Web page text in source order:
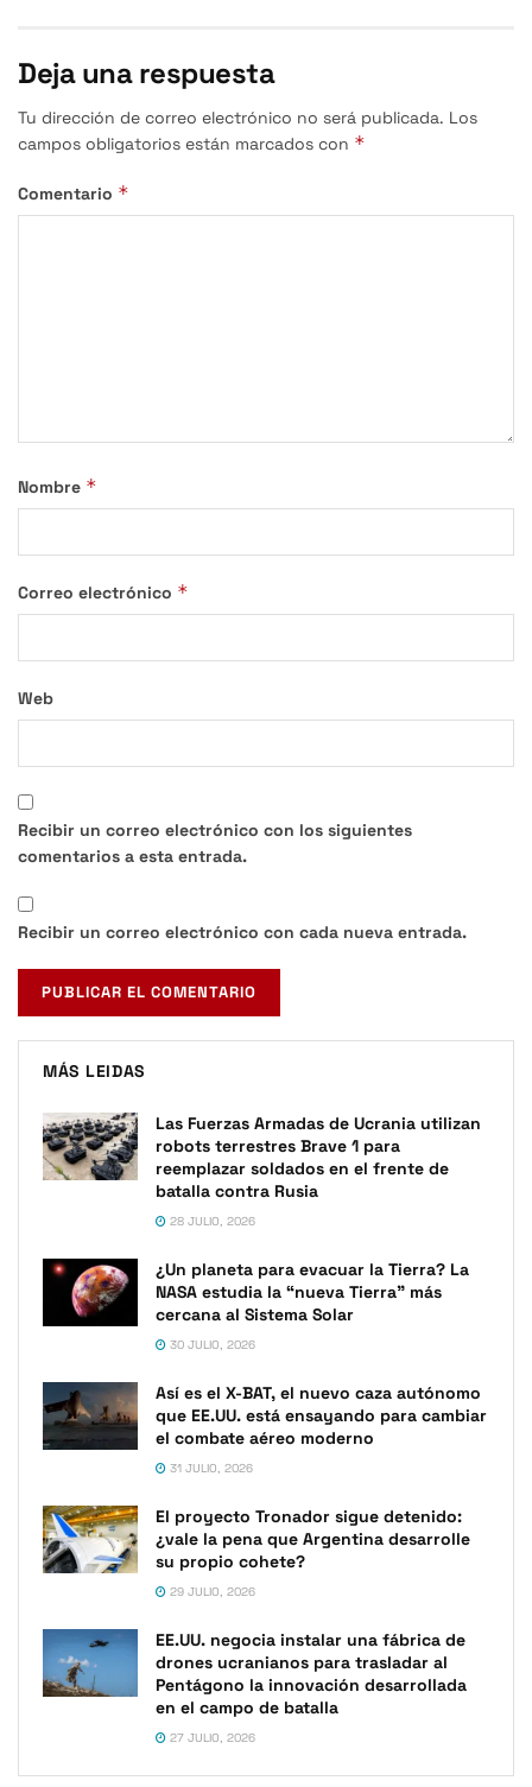
Deja una respuesta
Tu dirección de correo electrónico no será publicada. Los
campos obligatorios están marcados con *
Comentario *
Nombre *
Correo electrónico *
Web
Recibir un correo electrónico con los siguientes
comentarios a esta entrada.
Recibir un correo electrónico con cada nueva entrada.
MÁS LEIDAS
Las Fuerzas Armadas de Ucrania utilizan
robots terrestres Brave 1 para
reemplazar soldados en el frente de
batalla contra Rusia
28 JULIO, 2026
¿Un planeta para evacuar la Tierra? La
NASA estudia la “nueva Tierra” más
cercana al Sistema Solar
30 JULIO, 2026
Así es el X-BAT, el nuevo caza autónomo
que EE.UU. está ensayando para cambiar
el combate aéreo moderno
31 JULIO, 2026
El proyecto Tronador sigue detenido:
¿vale la pena que Argentina desarrolle
su propio cohete?
29 JULIO, 2026
EE.UU. negocia instalar una fábrica de
drones ucranianos para trasladar al
Pentágono la innovación desarrollada
en el campo de batalla
27 JULIO, 2026